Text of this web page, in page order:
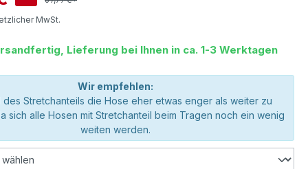
MwSt.
Lieferung bei Ihnen in ca. 1-3 Werktagen
Wir empfehlen:
des Stretchanteils die Hose eher etwas enger als weiter zu
sich alle Hosen mit Stretchanteil beim Tragen noch ein wenig
weiten werden.